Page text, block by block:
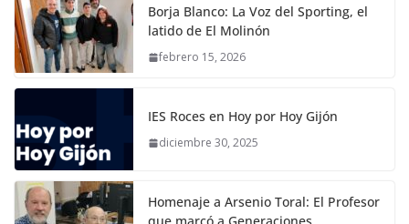
Borja Blanco: La Voz del Sporting, el
latido de El Molinón
febrero 15, 2026
IES Roces en Hoy por Hoy Gijón
diciembre 30, 2025
Homenaje a Arsenio Toral: El Profesor